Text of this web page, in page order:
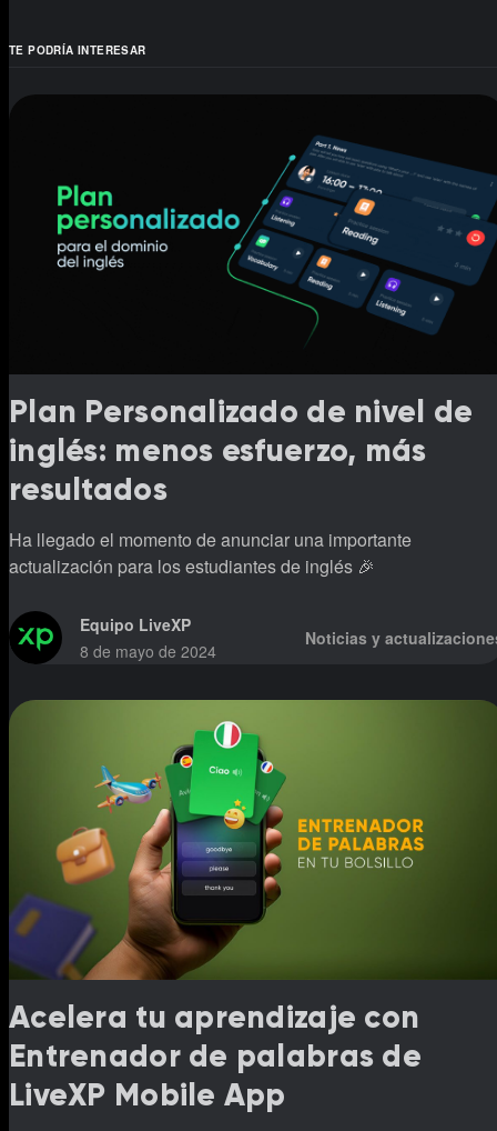
TE PODRÍA INTERESAR
Plan Personalizado de nivel de
inglés: menos esfuerzo, más
resultados
Ha llegado el momento de anunciar una importante
actualización para los estudiantes de inglés 🎉
Equipo LiveXP
8 de mayo de 2024
Noticias y
Acelera tu aprendizaje con
Entrenador de palabras de
LiveXP Mobile App